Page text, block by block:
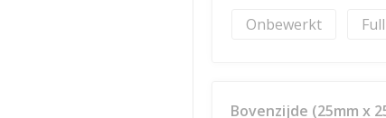
Onbewerkt
Bovenzijde (25mm x